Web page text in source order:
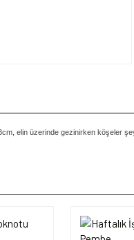
elin üzerinde gezinirken köşeler